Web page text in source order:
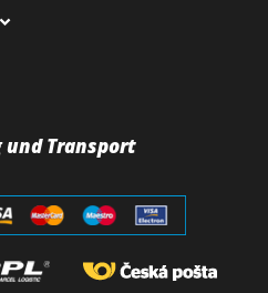
und Transport